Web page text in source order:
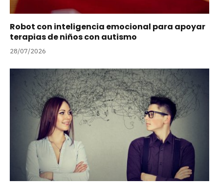
Robot con inteligencia emocional para apoyar
terapias de niños con autismo
28/07/2026